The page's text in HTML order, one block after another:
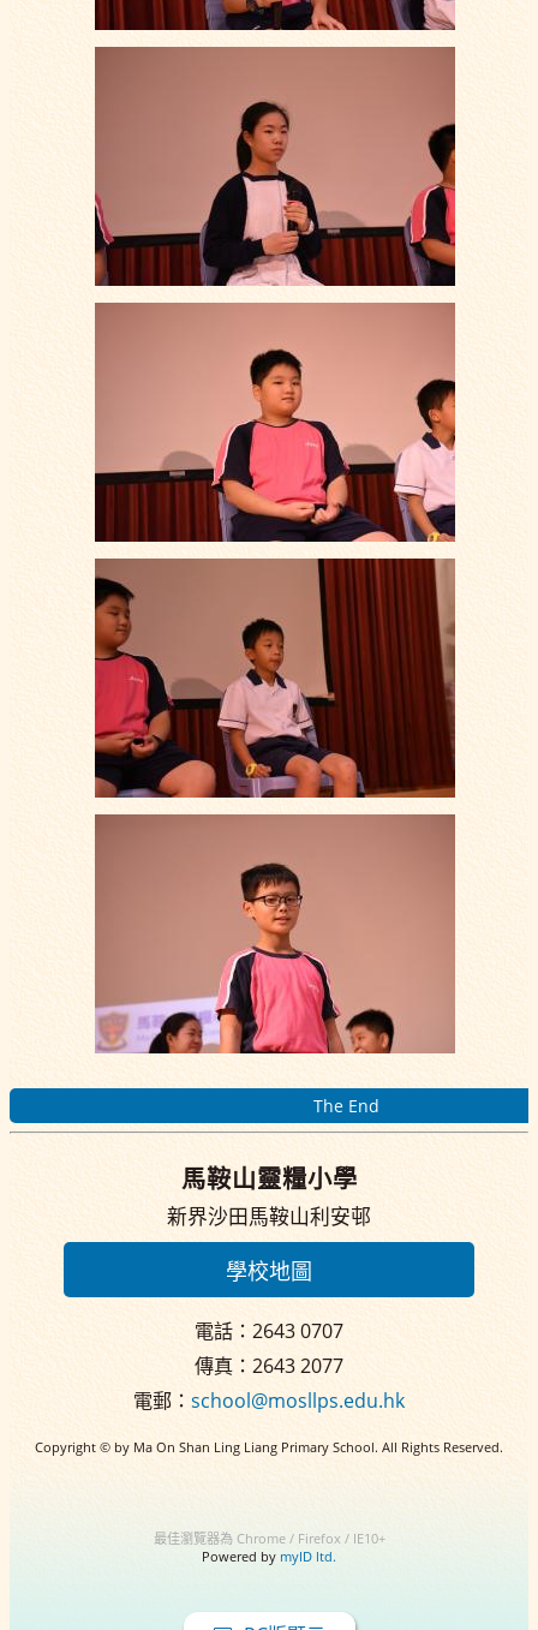
The End
馬鞍山靈糧小學
新界沙田馬鞍山利安邨
學校地圖
電話：2643 0707
傳真：2643 2077
電郵： school@mosllps.edu.hk
Copyright © by Ma On Shan Ling Liang Primary School. All Rights Reserved.
最佳瀏覽器為 Chrome / Firefox / IE10+
Powered by myID ltd.